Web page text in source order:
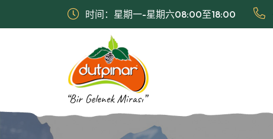
时间：星期一-星期六08:00至18:00